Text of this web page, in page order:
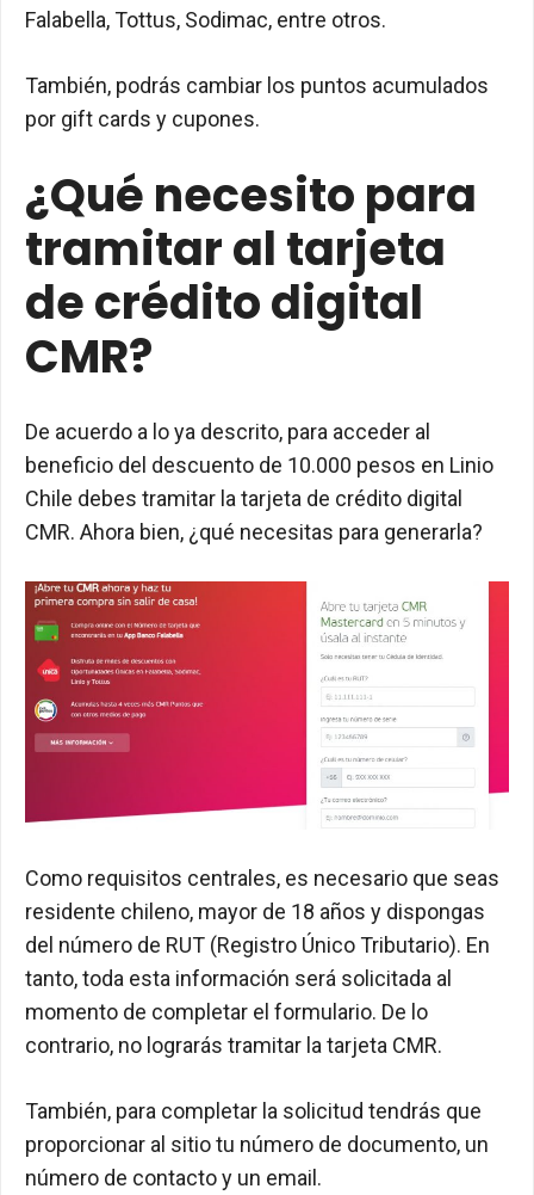
Falabella, Tottus, Sodimac, entre otros.
También, podrás cambiar los puntos acumulados
por gift cards y cupones.
¿Qué necesito para
tramitar al tarjeta
de crédito digital
CMR?
De acuerdo a lo ya descrito, para acceder al
beneficio del descuento de 10.000 pesos en Linio
Chile debes tramitar la tarjeta de crédito digital
CMR. Ahora bien, ¿qué necesitas para generarla?
Como requisitos centrales, es necesario que seas
residente chileno, mayor de 18 años y dispongas
del número de RUT (Registro Único Tributario). En
tanto, toda esta información será solicitada al
momento de completar el formulario. De lo
contrario, no lograrás tramitar la tarjeta CMR.
También, para completar la solicitud tendrás que
proporcionar al sitio tu número de documento, un
número de contacto y un email.